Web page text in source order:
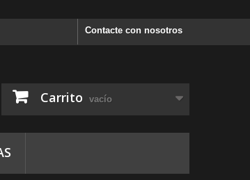
Contacte con nosotros
Carrito vacío